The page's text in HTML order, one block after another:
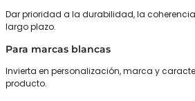
Dar prioridad a la durabilidad, la
largo plazo.
Para marcas blancas
Invierta en personalización, marca y
producto.